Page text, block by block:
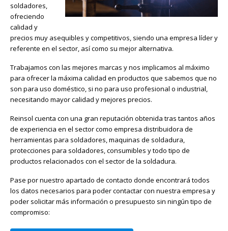
soldadores,
ofreciendo
calidad y
precios muy asequibles y competitivos, siendo una empresa líder y
referente en el sector, así como su mejor alternativa.
Trabajamos con las mejores marcas y nos implicamos al máximo
para ofrecer la máxima calidad en productos que sabemos que no
son para uso doméstico, si no para uso profesional o industrial,
necesitando mayor calidad y mejores precios.
Reinsol cuenta con una gran reputación obtenida tras tantos años
de experiencia en el sector como empresa distribuidora de
herramientas para soldadores, maquinas de soldadura,
protecciones para soldadores, consumibles y todo tipo de
productos relacionados con el sector de la soldadura.
Pase por nuestro apartado de contacto donde encontrará todos
los datos necesarios para poder contactar con nuestra empresa y
poder solicitar más información o presupuesto sin ningún tipo de
compromiso: